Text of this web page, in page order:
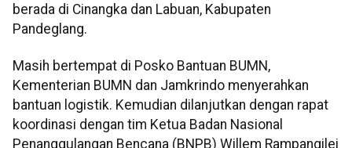
berada di Cinangka dan Labuan, Kabupaten
Pandeglang.
Masih bertempat di Posko Bantuan BUMN,
Kementerian BUMN dan Jamkrindo menyerahkan
bantuan logistik. Kemudian dilanjutkan dengan rapat
koordinasi dengan tim Ketua Badan Nasional
Penanggulangan Bencana (BNPB) Willem Rampangilei